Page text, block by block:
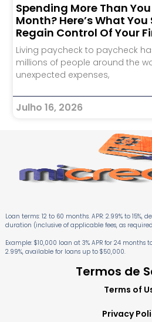
Spending More Than
Month? Here’s What You
Regain Control Of Your
Living paycheck to paycheck
millions of people around the
unexpected expenses,
Julho 16, 2026
Loan terms: 12 to 60 months. APR: 2.99% to
duration (inclusive of applicable fees, as
Example: $10,000 loan at 3% APR for 24 months
2.99%, available for loans up to $50,000.
Termos de
Terms of
Privacy